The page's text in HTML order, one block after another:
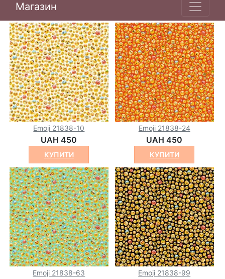
Магазин
Emoji 21838-10
UAH 450
КУПИТИ
Emoji 21838-24
UAH 450
КУПИТИ
Emoji 21838-63 Emoji 21838-99